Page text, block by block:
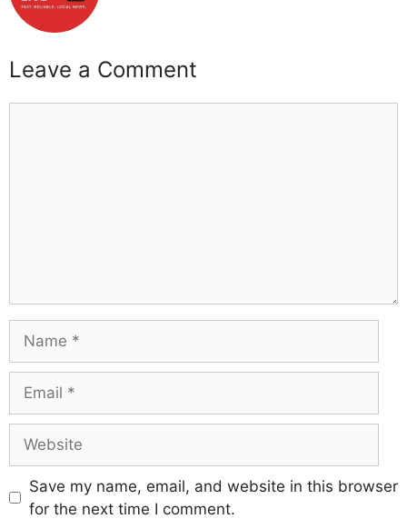
Leave a Comment
Save my name, email, and website in this browser
for the next time I comment.